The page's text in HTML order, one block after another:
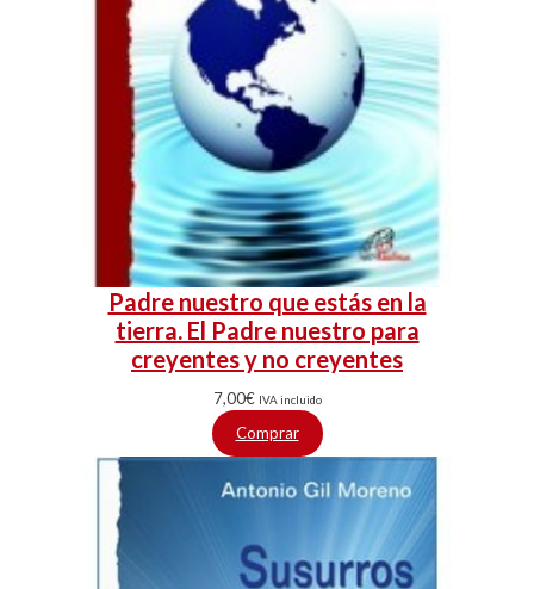
Padre nuestro que estás en la
tierra. El Padre nuestro para
creyentes y no creyentes
7,00€ IVA incluido
Comprar